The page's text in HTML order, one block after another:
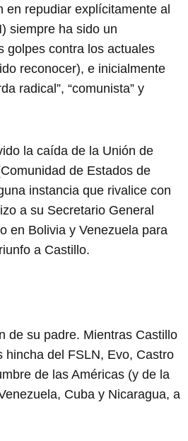
en repudiar explícitamente al
siempre ha sido un
golpes contra los actuales
reconocer), e inicialmente
radical”, “comunista” y
la caída de la Unión de
de Estados de
instancia que rivalice con
a su Secretario General
en Bolivia y Venezuela para
a Castillo.
de su padre. Mientras Castillo
hincha del FSLN, Evo, Castro
de las Américas (y de la
Cuba y Nicaragua, a